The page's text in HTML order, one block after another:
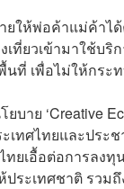
ให้พ่อค้าแม่ค้าไ
ที่ยวเข้ามาใช้บริ
นที่ เพื่อไม่ให้กร
บาย ‘Creative
เทศไทยและประ
ยเอื้อต่อการลง
ประเทศชาติ รวม